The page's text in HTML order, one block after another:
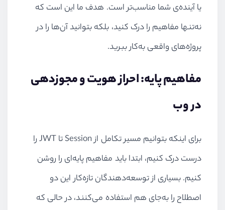
یا آینده‌ی شما مناسب‌تر است. هدف ما این است که
نه‌تنها مفاهیم را درک کنید، بلکه بتوانید آن‌ها را در
پروژه‌های واقعی به‌کار ببرید.
مفاهیم پایه: احراز هویت و مجوزدهی
در وب
برای اینکه بتوانیم مسیر تکامل از Session تا JWT را
درست درک کنیم، ابتدا باید مفاهیم پایه‌ای را روشن
کنیم. بسیاری از توسعه‌دهندگان تازه‌کار این دو
اصطلاح را به‌جای هم استفاده می‌کنند، در حالی که